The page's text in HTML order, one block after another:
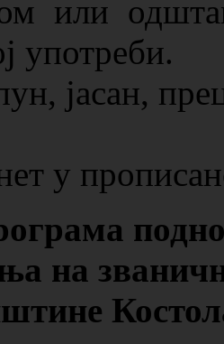
или
употреби.
јасан,
у
на